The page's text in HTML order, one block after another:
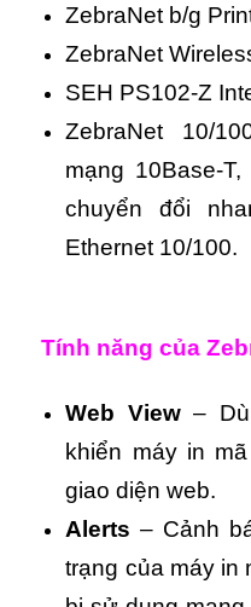
ZebraNet b/g
ZebraNet
SEH PS102-Z
ZebraNet 10/
mạng 10Base-
chuyển đổi
Ethernet 10/100.
Tính năng của
Web View–
khiển máy in
giao diện web.
Alerts – Cảnh
trạng của máy in